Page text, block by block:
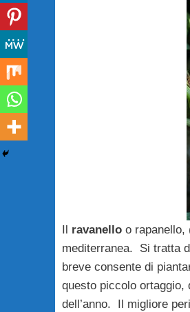
ravanelloo rapanello,
mediterranea. Si tratta
breve consente di
questo piccolo ortaggio,
dell’anno. Il migliore